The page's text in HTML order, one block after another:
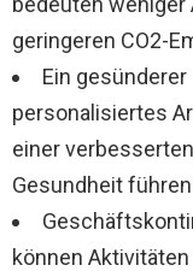
geringeren CO2-
Ein
personalisiertes
einer
Gesundheit
können